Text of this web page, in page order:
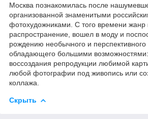
Москва познакомилась после
организованной знаменитыми
фотохудожниками. С того времени
распространение, вошел в моду и
рождению необычного и перспективного
обладающего большими возможностями:
воссоздания репродукции любимой
любой фотографии под живопись или
коллажа.
Скрыть